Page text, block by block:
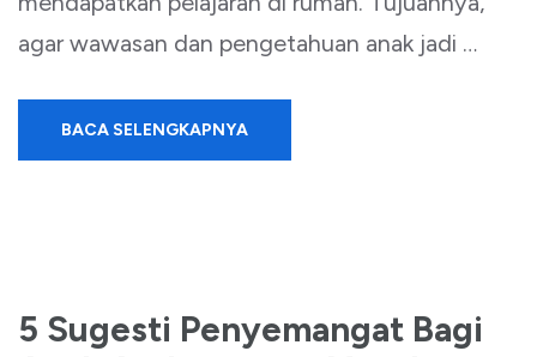
agar wawasan dan pengetahuan anak jadi …
BACA SELENGKAPNYA
5 Sugesti Penyemangat Bagi